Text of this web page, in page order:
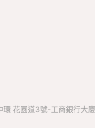
環 花園道3號-工商銀行大